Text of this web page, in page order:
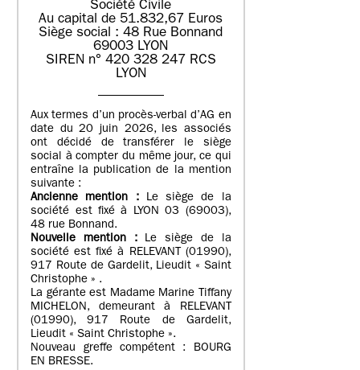
Société Civile
Au capital de 51.832,67 Euros
Siège social : 48 Rue Bonnand
69003 LYON
SIREN n° 420 328 247 RCS
LYON
Aux termes d’un procès-verbal d’AG en
date du 20 juin 2026, les associés
ont décidé de transférer le siège
social à compter du même jour, ce qui
entraîne la publication de la mention
suivante :
Ancienne mention : Le siège de la
société est fixé à LYON 03 (69003),
48 rue Bonnand.
Nouvelle mention :
Le siège de la
société est fixé à RELEVANT (01990),
917 Route de Gardelit, Lieudit « Saint
Christophe » .
La gérante est Madame Marine Tiffany
MICHELON, demeurant à RELEVANT
(01990), 917 Route de Gardelit,
Lieudit « Saint Christophe ».
Nouveau greffe compétent : BOURG
EN BRESSE.